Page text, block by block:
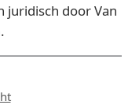
juridisch door Van